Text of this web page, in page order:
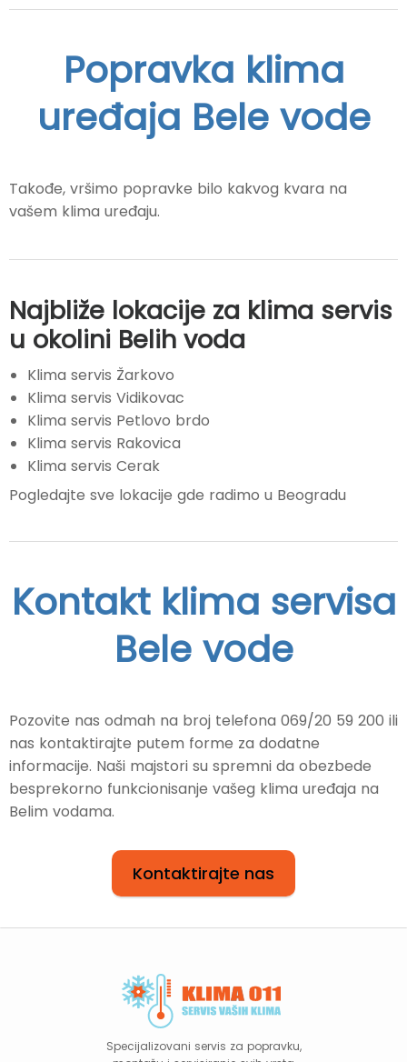
Popravka klima
uređaja Bele vode
Takođe, vršimo popravke bilo kakvog kvara na
vašem klima uređaju.
Najbliže lokacije za klima servis
u okolini Belih voda
Klima servis Žarkovo
Klima servis Vidikovac
Klima servis Petlovo brdo
Klima servis Rakovica
Klima servis Cerak
Pogledajte sve lokacije gde radimo u Beogradu
Kontakt klima servisa
Bele vode
Pozovite nas odmah na broj telefona 069/20 59 200 ili
nas kontaktirajte putem forme za dodatne
informacije. Naši majstori su spremni da obezbede
besprekorno funkcionisanje vašeg klima uređaja na
Belim vodama.
Kontaktirajte nas
Specijalizovani servis za popravku,